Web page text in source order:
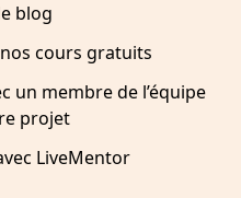
blog
cours gratuits
un membre de l’équipe
projet
LiveMentor